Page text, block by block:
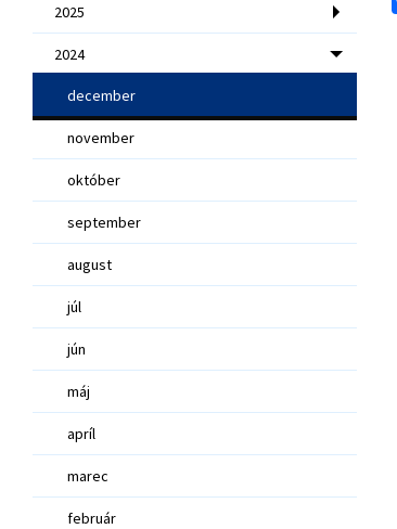
2025
2024
december
november
október
september
august
júl
jún
máj
apríl
marec
február